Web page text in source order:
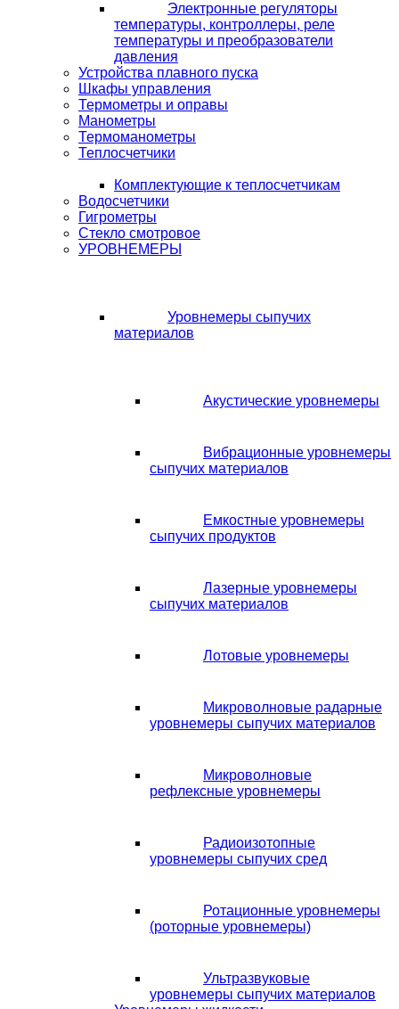
Электронные регуляторы
температуры, контроллеры, реле
температуры и преобразователи
давления
Устройства плавного пуска
Шкафы управления
Термометры и оправы
Манометры
Термоманометры
Теплосчетчики
Комплектующие к теплосчетчикам
Водосчетчики
Гигрометры
Стекло смотровое
УРОВНЕМЕРЫ
Уровнемеры сыпучих
материалов
Акустические уровнемеры
Вибрационные уровнемеры
сыпучих материалов
Емкостные уровнемеры
сыпучих продуктов
Лазерные уровнемеры
сыпучих материалов
Лотовые уровнемеры
Микроволновые радарные
уровнемеры сыпучих материалов
Микроволновые
рефлексные уровнемеры
Радиоизотопные
уровнемеры сыпучих сред
Ротационные уровнемеры
(роторные уровнемеры)
Ультразвуковые
уровнемеры сыпучих материалов